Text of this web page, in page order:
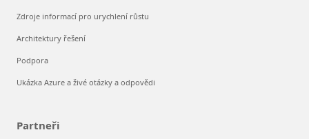
Zdroje informací pro urychlení růstu
Architektury řešení
Podpora
Ukázka Azure a živé otázky a odpovědi
Partneři